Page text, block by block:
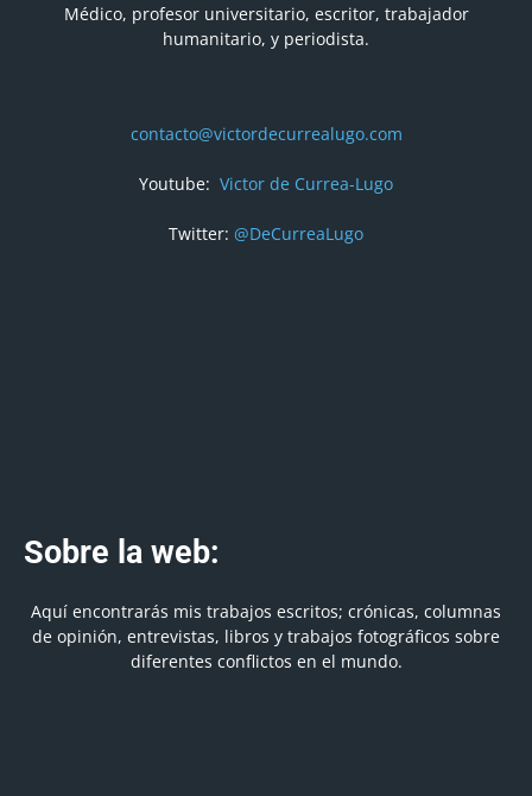
Médico, profesor universitario, escritor, trabajador
humanitario, y periodista.
contacto@victordecurrealugo.com
Youtube: Victor de Currea-Lugo
Twitter: @DeCurreaLugo
Sobre la web:
Aquí encontrarás mis trabajos escritos; crónicas, columnas
de opinión, entrevistas, libros y trabajos fotográficos sobre
diferentes conflictos en el mundo.